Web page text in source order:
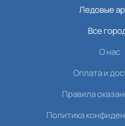
Ледовые
Все
О нас
Оплата и
Правила
Политика